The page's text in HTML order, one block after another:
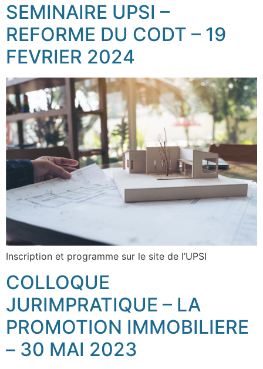
SEMINAIRE UPSI –
REFORME DU CODT – 19
FEVRIER 2024
Inscription et programme sur le site de l’UPSI
COLLOQUE
JURIMPRATIQUE – LA
PROMOTION IMMOBILIERE
– 30 MAI 2023